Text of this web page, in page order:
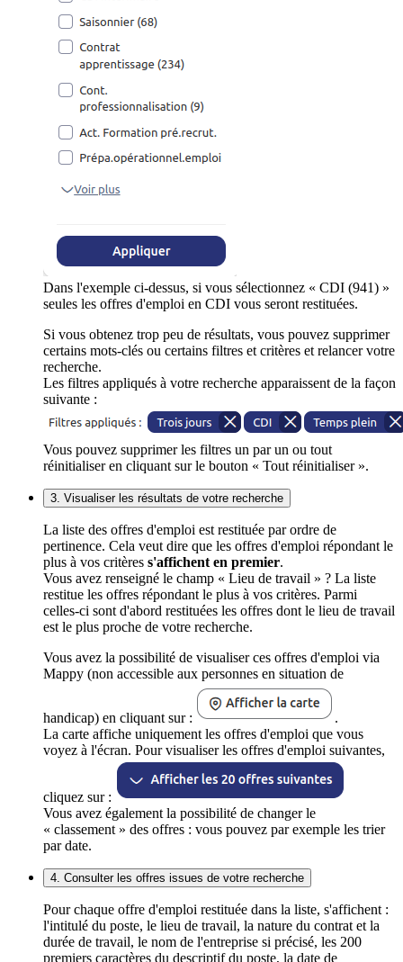
Dans l'exemple ci-dessus, si vous sélectionnez « CDI (941) »
seules les offres d'emploi en CDI vous seront restituées.
Si vous obtenez trop peu de résultats, vous pouvez supprimer
certains mots-clés ou certains filtres et critères et relancer votre
recherche.
Les filtres appliqués à votre recherche apparaissent de la façon
suivante :
Vous pouvez supprimer les filtres un par un ou tout
réinitialiser en cliquant sur le bouton « Tout réinitialiser ».
3. Visualiser les résultats de votre recherche
La liste des offres d'emploi est restituée par ordre de
pertinence. Cela veut dire que les offres d'emploi répondant le
plus à vos critères s'affichent en premier.
Vous avez renseigné le champ « Lieu de travail » ? La liste
restitue les offres répondant le plus à vos critères. Parmi
celles-ci sont d'abord restituées les offres dont le lieu de travail
est le plus proche de votre recherche.
Vous avez la possibilité de visualiser ces offres d'emploi via
Mappy (non accessible aux personnes en situation de
handicap) en cliquant sur :
.
La carte affiche uniquement les offres d'emploi que vous
voyez à l'écran. Pour visualiser les offres d'emploi suivantes,
cliquez sur :
Vous avez également la possibilité de changer le
« classement » des offres : vous pouvez par exemple les trier
par date.
4. Consulter les offres issues de votre recherche
Pour chaque offre d'emploi restituée dans la liste, s'affichent :
l'intitulé du poste, le lieu de travail, la nature du contrat et la
durée de travail, le nom de l'entreprise si précisé, les 200
premiers caractères du descriptif du poste, la date de